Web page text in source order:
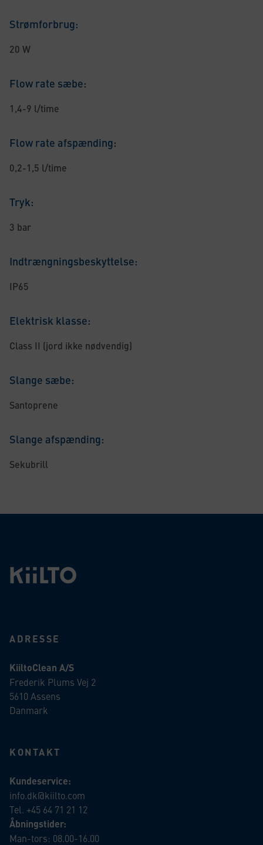
Strømforbrug:
20 W
Flow rate sæbe:
1,4-9 l/time
Flow rate afspænding:
0,2-1,5 l/time
Tryk:
3 bar
Indtrængningsbeskyttelse:
IP65
Elektrisk klasse:
Class II (jord ikke nødvendig)
Slange sæbe:
Santoprene
Slange afspænding:
Sekubrill
ADRESSE
KiiltoClean A/S
Frederik Plums Vej 2
5610 Assens
Danmark
KONTAKT
Kundeservice:
info.dk@kiilto.com
Tel. +45 64 71 21 12
Åbningstider:
Man-tors: 08.00-16.00